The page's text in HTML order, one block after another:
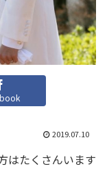
2019.07.10
はたくさんいます